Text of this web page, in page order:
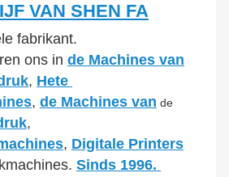
VAN SHEN FA
fabrikant.
ons in de Machines van
, Hete
, de Machines van
, Digitale Printers
Sinds 1996.